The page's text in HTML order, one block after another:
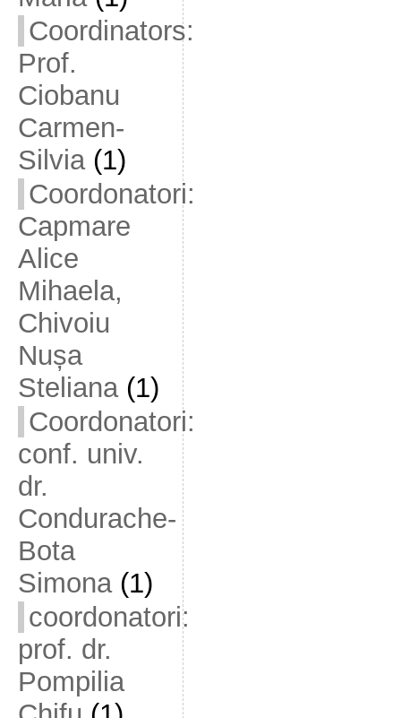
Coordinators:
Prof.
Ciobanu
Carmen-
Silvia(1)
Coordonatori:
Capmare
Alice
Mihaela,
Chivoiu
Nușa
Steliana(1)
Coordonatori:
conf. univ.
dr.
Condurache-
Bota
Simona(1)
coordonatori:
prof. dr.
Pompilia